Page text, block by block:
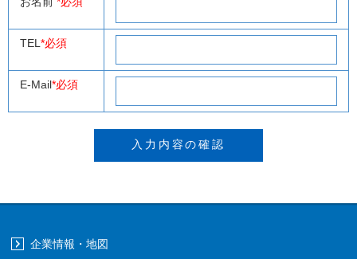
TEL *必須
E-Mail*必須
企業情報・地図